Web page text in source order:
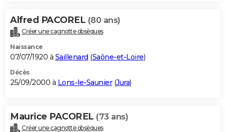
Alfred PACOREL (80 ans)
Créer une cagnotte obsèques
Naissance
07/07/1920 à Saillenard (Saône-et-Loire)
Décès
25/09/2000 à Lons-le-Saunier(Jura)
Maurice PACOREL (73 ans)
Créer une cagnotte obsèques